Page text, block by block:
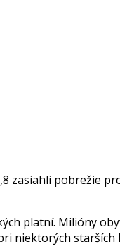
pobrežie
platní. Milióny
niektorých